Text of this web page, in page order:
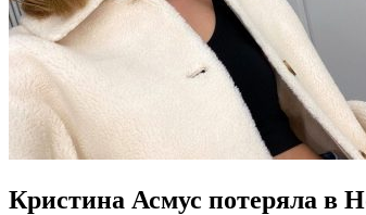
Кристина Асмус потеряла в